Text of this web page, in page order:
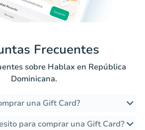
Frecuentes
sobre Hablax en República
Dominicana.
una Gift Card?
para comprar una Gift Card?